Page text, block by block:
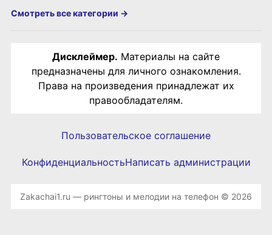
Смотреть все категории →
Дисклеймер. Материалы на сайте
предназначены для личного ознакомления.
Права на произведения принадлежат их
правообладателям.
Пользовательское соглашение
КонфиденциальностьНаписать администрации
Zakachai1.ru — рингтоны и мелодии на телефон © 2026